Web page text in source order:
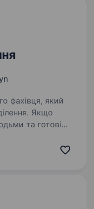
Якщо
та готові